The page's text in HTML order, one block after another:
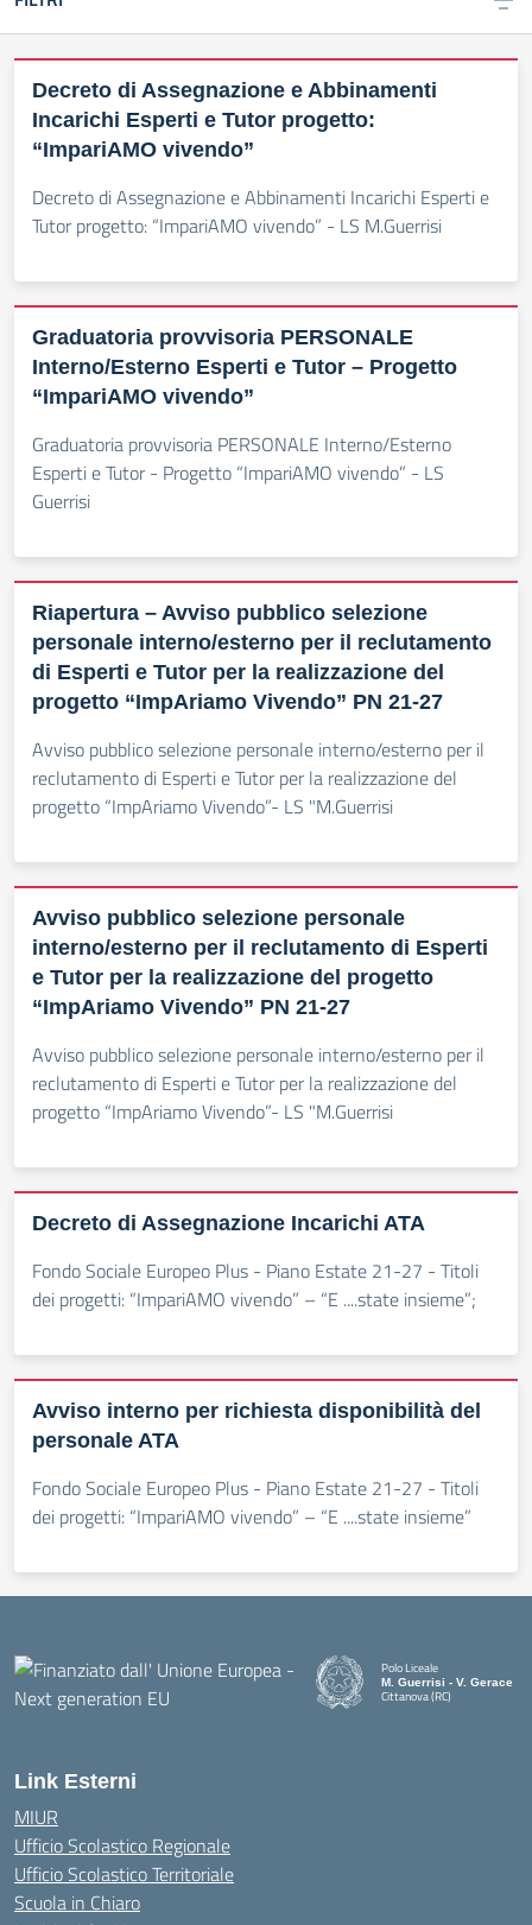
Decreto di Assegnazione e Abbinamenti
Incarichi Esperti e Tutor progetto:
“ImpariAMO vivendo”
Decreto di Assegnazione e Abbinamenti Incarichi Esperti e
Tutor progetto: “ImpariAMO vivendo” - LS M.Guerrisi
Graduatoria provvisoria PERSONALE
Interno/Esterno Esperti e Tutor – Progetto
“ImpariAMO vivendo”
Graduatoria provvisoria PERSONALE Interno/Esterno
Esperti e Tutor - Progetto “ImpariAMO vivendo” - LS
Guerrisi
Riapertura – Avviso pubblico selezione
personale interno/esterno per il reclutamento
di Esperti e Tutor per la realizzazione del
progetto “ImpAriamo Vivendo” PN 21-27
Avviso pubblico selezione personale interno/esterno per il
reclutamento di Esperti e Tutor per la realizzazione del
progetto “ImpAriamo Vivendo”- LS "M.Guerrisi
Avviso pubblico selezione personale
interno/esterno per il reclutamento di Esperti
e Tutor per la realizzazione del progetto
“ImpAriamo Vivendo” PN 21-27
Avviso pubblico selezione personale interno/esterno per il
reclutamento di Esperti e Tutor per la realizzazione del
progetto “ImpAriamo Vivendo”- LS "M.Guerrisi
Decreto di Assegnazione Incarichi ATA
Fondo Sociale Europeo Plus - Piano Estate 21-27 - Titoli
dei progetti: “ImpariAMO vivendo” – “E ....state insieme”;
Avviso interno per richiesta disponibilità del
personale ATA
Fondo Sociale Europeo Plus - Piano Estate 21-27 - Titoli
dei progetti: “ImpariAMO vivendo” – “E ....state insieme”
Polo Liceale
M. Guerrisi - V. Gerace
Cittanova (RC)
Link Esterni
MIUR
Ufficio Scolastico Regionale
Ufficio Scolastico Territoriale
Scuola in Chiaro